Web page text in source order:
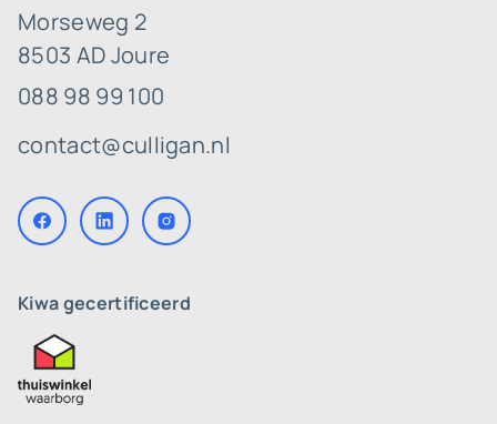
Morseweg 2
8503 AD Joure
088 98 99 100
contact@culligan.nl
Kiwa gecertificeerd